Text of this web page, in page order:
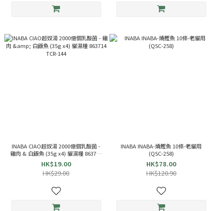
INABA CIAO超奴湯 2000億個乳酸菌 -
雞肉 & 白飯魚 (35g x4) 貓濕糧 863714
TCR-144
HK$19.00
HK$29.00
INABA INABA-燒鰹魚 10條-老貓用
(QSC-258)
HK$78.00
HK$120.90